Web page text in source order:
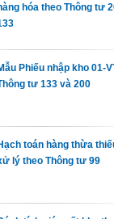
hóa theo Thông tư
Phiếu nhập kho 01-
tư 133 và 200
toán hàng thừa
lý theo Thông tư 99